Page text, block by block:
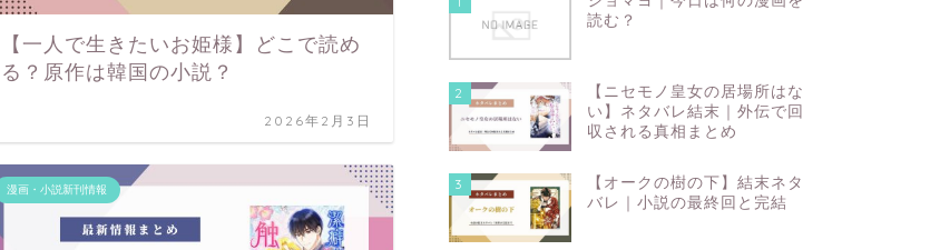
【一人で生きたいお姫様】どこで読め
る？原作は韓国の小説？
2026年2月3日
漫画・小説新刊情報
読む？
2
【ニセモノ皇女の居場所はな
い】ネタバレ結末｜外伝で回
収される真相まとめ
3
【オークの樹の下】結末ネタ
バレ｜小説の最終回と完結